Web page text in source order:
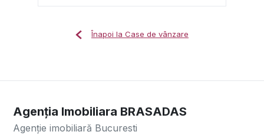
Înapoi la Case de vânzare
Agenția Imobiliara BRASADAS
Agenție imobiliară Bucuresti